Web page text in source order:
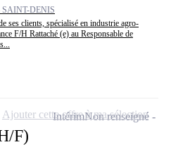
SAINT-DENIS
ses clients, spécialisé en industrie agro-
F/H Rattaché (e) au Responsable de
F)
IntérimNon renseigné
Ajouter cette offre à ma sélection